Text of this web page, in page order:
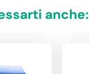
anche: